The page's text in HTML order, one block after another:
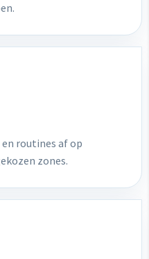
routines af op
zones.